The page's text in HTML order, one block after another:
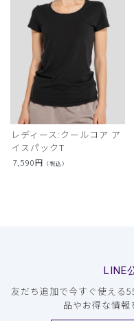
レディース:クールコア ア
イスパックT
7,590円 （税込）
LINE
友だち追加で今すぐ使える
品やお得な情報